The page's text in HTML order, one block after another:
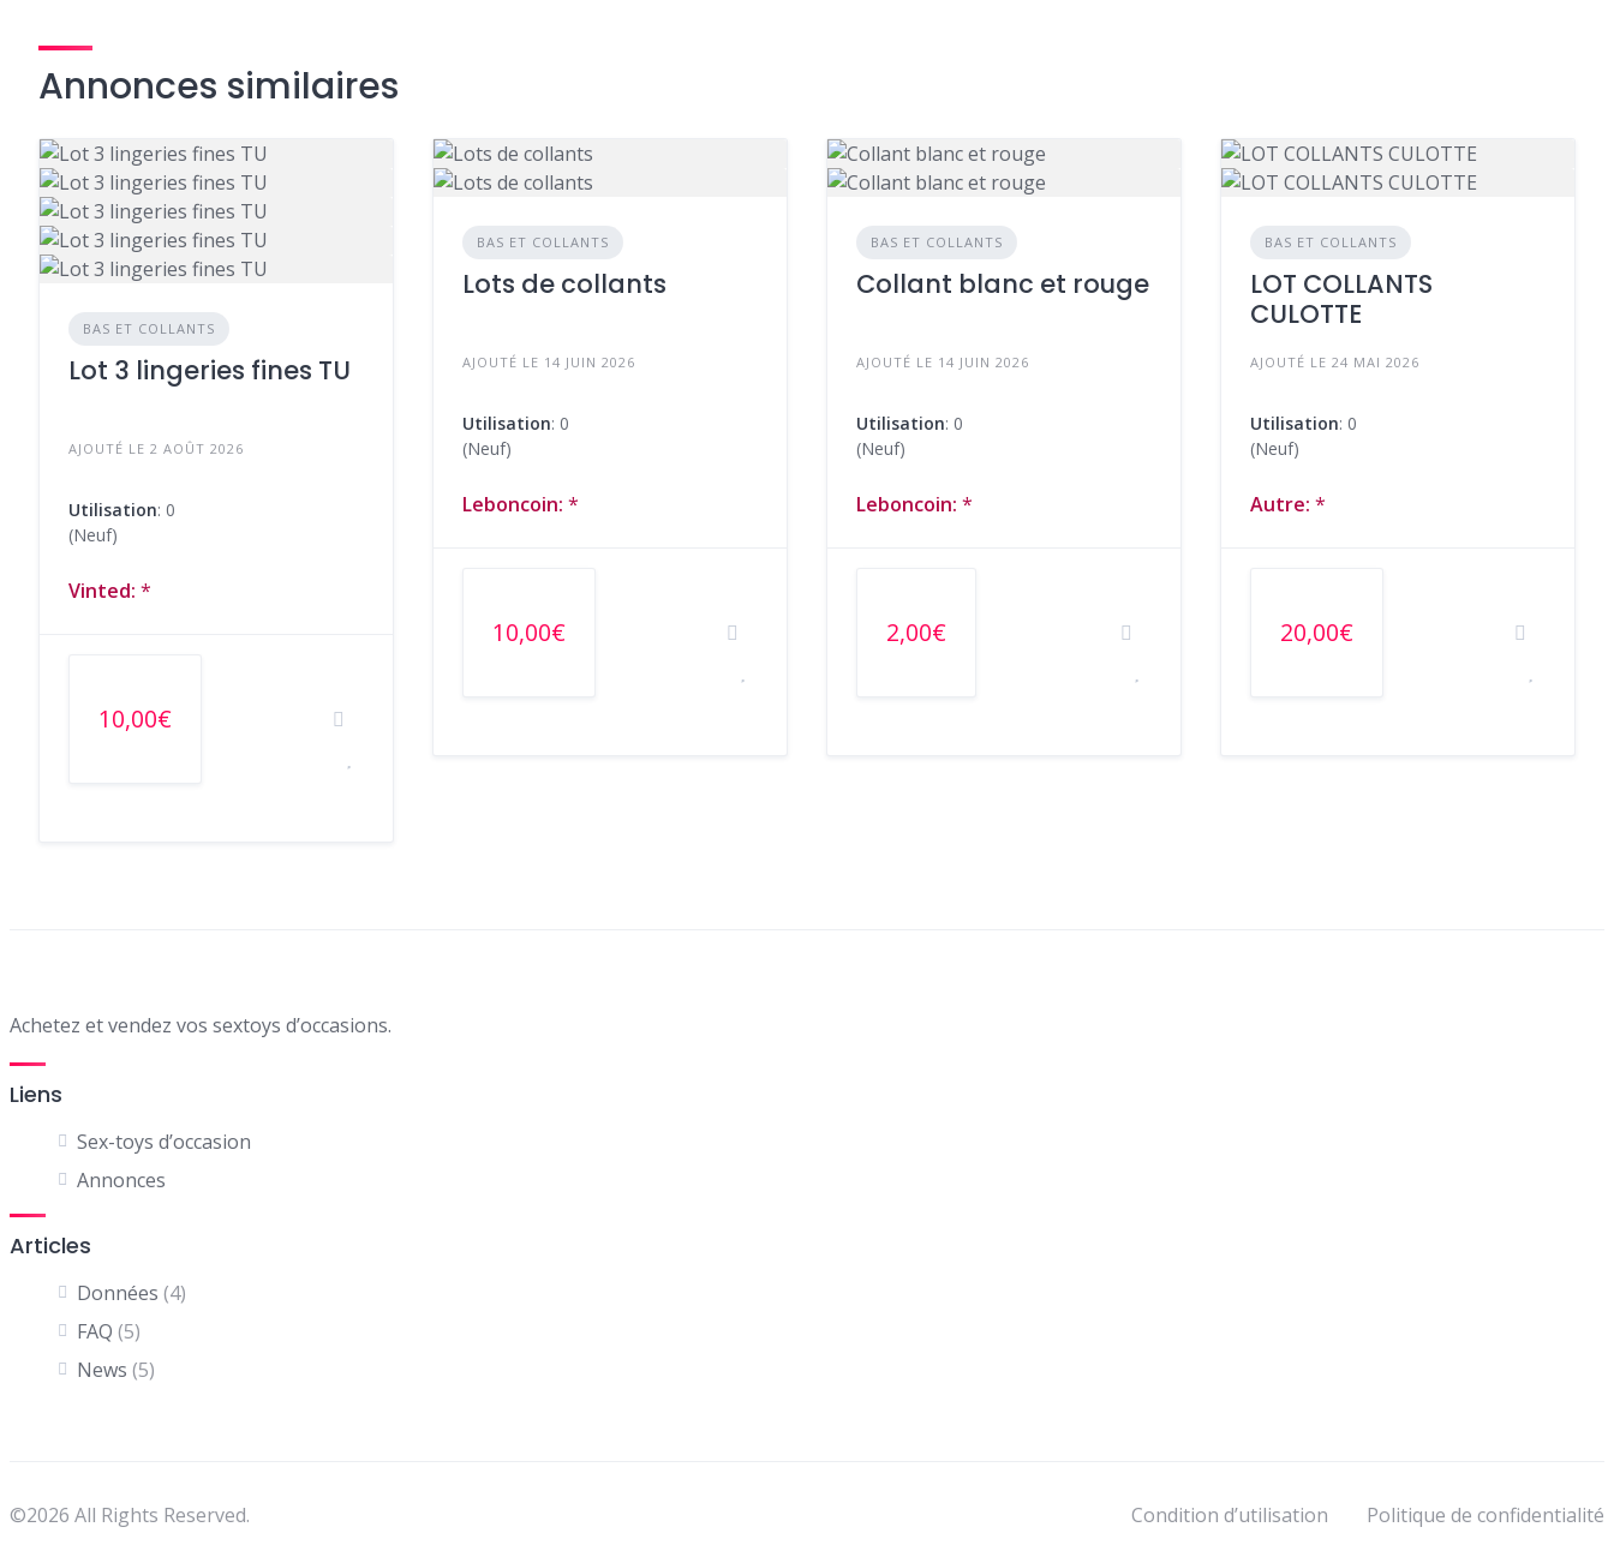
Annonces similaires
BAS ET COLLANTS
Lot 3 lingeries fines TU
AJOUTÉ LE 2 AOÛT 2026
Utilisation: 0
(Neuf)
Vinted: *
10,00€
BAS ET COLLANTS
Lots de collants
AJOUTÉ LE 14 JUIN 2026
Utilisation: 0
(Neuf)
Leboncoin: *
10,00€
BAS ET COLLANTS
Collant blanc et rouge
AJOUTÉ LE 14 JUIN 2026
Utilisation: 0
(Neuf)
Leboncoin: *
2,00€
BAS ET COLLANTS
LOT COLLANTS
CULOTTE
AJOUTÉ LE 24 MAI 2026
Utilisation: 0
(Neuf)
Autre: *
20,00€
Achetez et vendez vos sextoys d’occasions.
Liens
Sex-toys d’occasion
Annonces
Articles
Données (4)
FAQ (5)
News (5)
©2026 All Rights Reserved. Condition d’utilisation Politique de confidentialité